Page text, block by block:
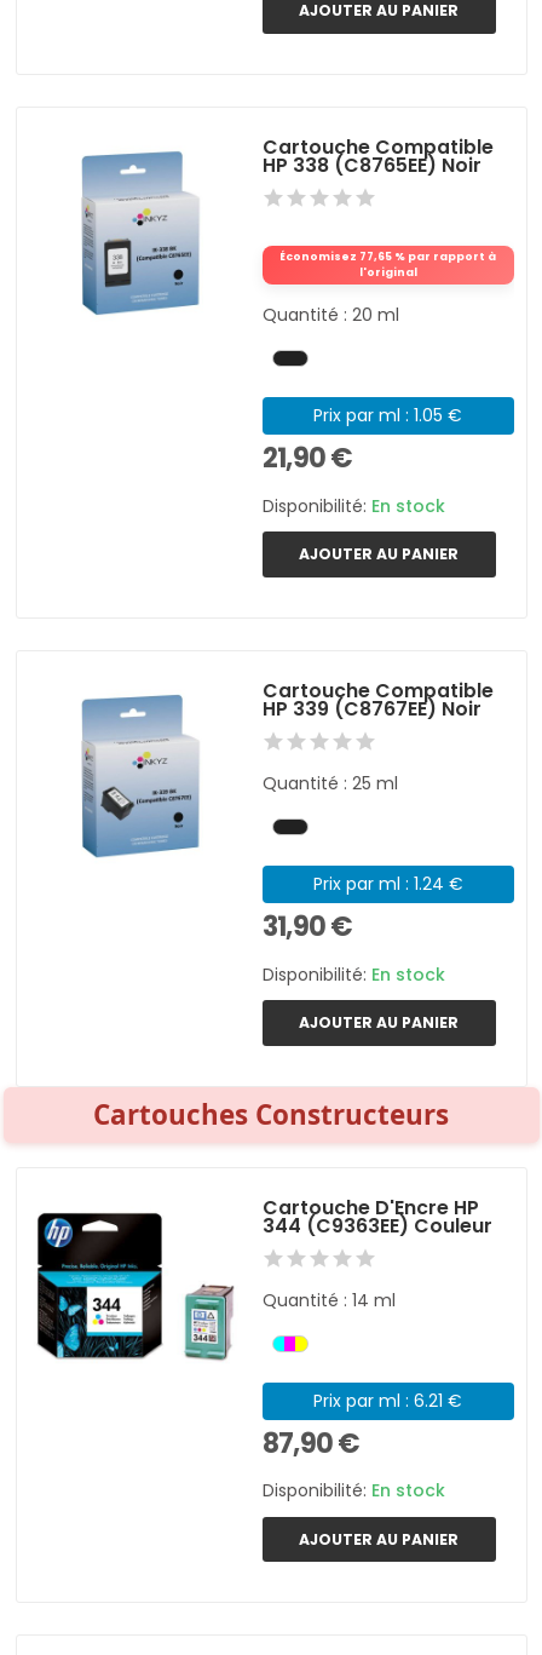
AJOUTER AU PANIER
Cartouche Compatible
HP 338 (C8765EE) Noir
Économisez 77,65 % par rapport à
l'original
Quantité : 20 ml
Prix par ml : 1.05 €
21,90 €
Disponibilité: En stock
AJOUTER AU PANIER
Cartouche Compatible
HP 339 (C8767EE) Noir
Quantité : 25 ml
Prix par ml : 1.24 €
31,90 €
Disponibilité: En stock
AJOUTER AU PANIER
Cartouches Constructeurs
Cartouche D'Encre HP
344 (C9363EE) Couleur
Quantité : 14 ml
Prix par ml : 6.21 €
87,90 €
Disponibilité: En stock
AJOUTER AU PANIER